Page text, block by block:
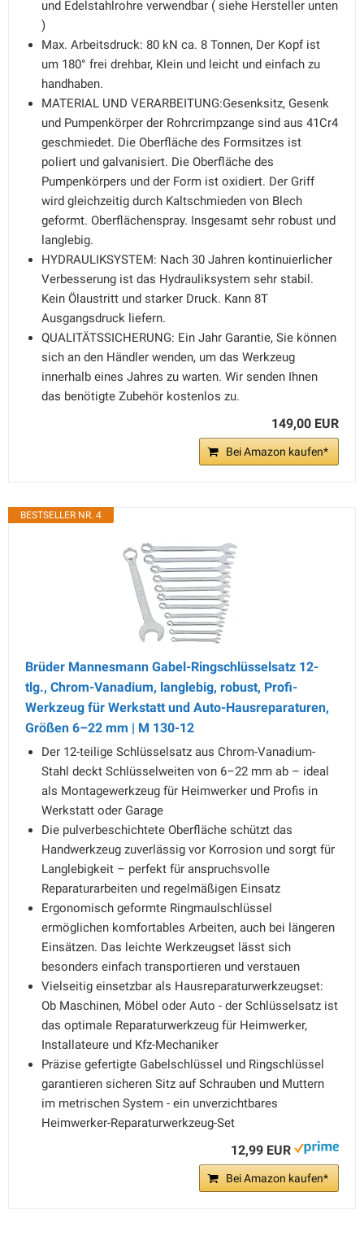
und Edelstahlrohre verwendbar ( siehe Hersteller unten
)
Max. Arbeitsdruck: 80 kN ca. 8 Tonnen, Der Kopf ist
um 180° frei drehbar, Klein und leicht und einfach zu
handhaben.
MATERIAL UND VERARBEITUNG:Gesenksitz, Gesenk
und Pumpenkörper der Rohrcrimpzange sind aus 41Cr4
geschmiedet. Die Oberfläche des Formsitzes ist
poliert und galvanisiert. Die Oberfläche des
Pumpenkörpers und der Form ist oxidiert. Der Griff
wird gleichzeitig durch Kaltschmieden von Blech
geformt. Oberflächenspray. Insgesamt sehr robust und
langlebig.
HYDRAULIKSYSTEM: Nach 30 Jahren kontinuierlicher
Verbesserung ist das Hydrauliksystem sehr stabil.
Kein Ölaustritt und starker Druck. Kann 8T
Ausgangsdruck liefern.
QUALITÄTSSICHERUNG: Ein Jahr Garantie, Sie können
sich an den Händler wenden, um das Werkzeug
innerhalb eines Jahres zu warten. Wir senden Ihnen
das benötigte Zubehör kostenlos zu.
149,00 EUR
Bei Amazon kaufen*
BESTSELLER NR. 4
Brüder Mannesmann Gabel-Ringschlüsselsatz 12-
tlg., Chrom-Vanadium, langlebig, robust, Profi-
Werkzeug für Werkstatt und Auto-Hausreparaturen,
Größen 6–22 mm | M 130-12
Der 12-teilige Schlüsselsatz aus Chrom-Vanadium-
Stahl deckt Schlüsselweiten von 6–22 mm ab – ideal
als Montagewerkzeug für Heimwerker und Profis in
Werkstatt oder Garage
Die pulverbeschichtete Oberfläche schützt das
Handwerkzeug zuverlässig vor Korrosion und sorgt für
Langlebigkeit – perfekt für anspruchsvolle
Reparaturarbeiten und regelmäßigen Einsatz
Ergonomisch geformte Ringmaulschlüssel
ermöglichen komfortables Arbeiten, auch bei längeren
Einsätzen. Das leichte Werkzeugset lässt sich
besonders einfach transportieren und verstauen
Vielseitig einsetzbar als Hausreparaturwerkzeugset:
Ob Maschinen, Möbel oder Auto - der Schlüsselsatz ist
das optimale Reparaturwerkzeug für Heimwerker,
Installateure und Kfz-Mechaniker
Präzise gefertigte Gabelschlüssel und Ringschlüssel
garantieren sicheren Sitz auf Schrauben und Muttern
im metrischen System - ein unverzichtbares
Heimwerker-Reparaturwerkzeug-Set
12,99 EUR
Bei Amazon kaufen*